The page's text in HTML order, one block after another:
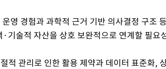
영 경험과 과학적 근거 기반 의사결정 구조
기술적 자산을 상호 보완적으로 연계할 필요
적 관리로 인한 활용 제약과 데이터 표준화,